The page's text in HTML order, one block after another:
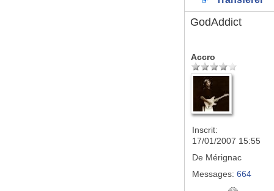
GodAddict
Accro
Inscrit:
17/01/2007 15:55
De Mérignac
Messages: 664